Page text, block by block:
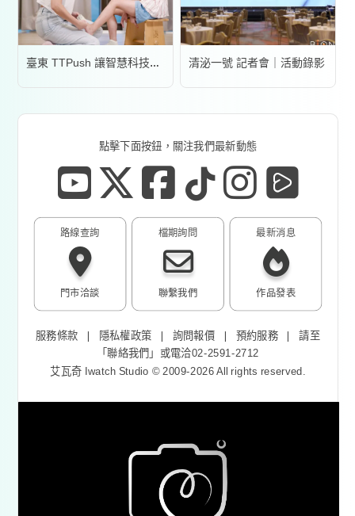
臺東 TTPush 讓智慧科技更有溫度 | 形象影片 清泌一號 記者會｜活動錄影
點擊下面按鈕，關注我們最新動態
路線查詢
門市洽談
最新消息
作品發表
檔期詢問
聯繫我們
服務條款 ❘ 隱私權政策 ❘詢問報價 ❘預約服務 ❘請至
「聯絡我們 」或電洽02-2591-2712
艾瓦奇 Iwatch Studio © 2009-2026 All rights reserved.